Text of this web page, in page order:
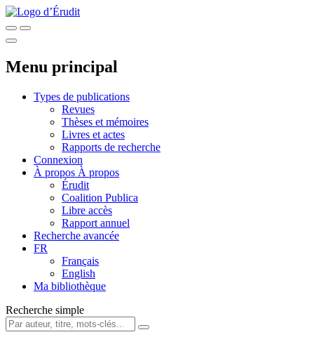
Menu principal
Types de publications
Revues
Thèses et mémoires
Livres et actes
Rapports de recherche
Connexion
À propos À propos
Érudit
Coalition Publica
Libre accès
Rapport annuel
Recherche avancée
FR
Français
English
Ma bibliothèque
Recherche simple